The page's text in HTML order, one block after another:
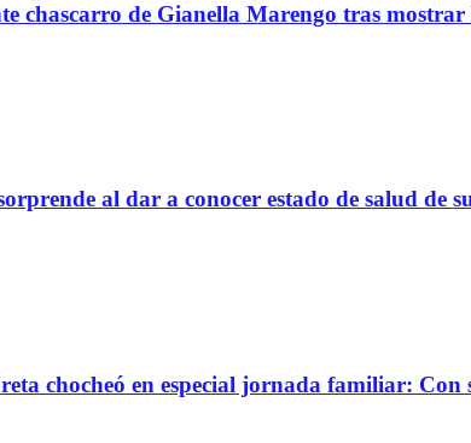
chascarro de Gianella Marengo tras
al dar a conocer estado de salud de
chocheó en especial jornada familiar: